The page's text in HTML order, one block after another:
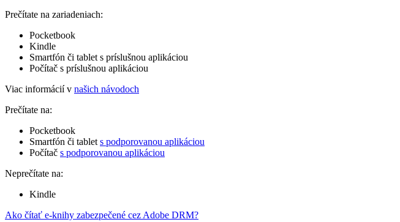
Prečítate na zariadeniach:
Pocketbook
Kindle
Smartfón či tablet s príslušnou aplikáciou
Počítač s príslušnou aplikáciou
Viac informácií v našich návodoch
Prečítate na:
Pocketbook
Smartfón či tablet s podporovanou aplikáciou
Počítač s podporovanou aplikáciou
Neprečítate na:
Kindle
Ako čítať e-knihy zabezpečené cez Adobe DRM?